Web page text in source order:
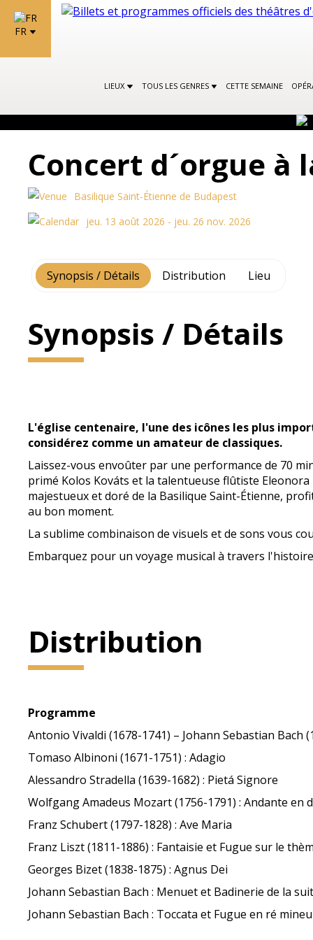
FR
LIEUX TOUS LES GENRES CETTE SEMAINE
Concert d´orgue à
Basilique Saint-Étienne de Budapest
jeu. 13 août 2026 - jeu. 26 nov. 2026
Synopsis / Détails Distribution Lieu
Synopsis / Détails
L'église centenaire, l'une des icônes les plus
considérez comme un amateur de classiques.
Laissez-vous envoûter par une performance de 70
primé Kolos Kováts et la talentueuse flûtiste
majestueux et doré de la Basilique Saint-Étienne,
au bon moment.
La sublime combinaison de visuels et de sons vous
Embarquez pour un voyage musical à travers
Distribution
Programme
Antonio Vivaldi (1678-1741) – Johann Sebastian
Tomaso Albinoni (1671-1751) : Adagio
Alessandro Stradella (1639-1682) : Pietá Signore
Wolfgang Amadeus Mozart (1756-1791) : Andante en
Franz Schubert (1797-1828) : Ave Maria
Franz Liszt (1811-1886) : Fantaisie et Fugue sur le
Georges Bizet (1838-1875) : Agnus Dei
Johann Sebastian Bach : Menuet et Badinerie de la
Johann Sebastian Bach : Toccata et Fugue en ré